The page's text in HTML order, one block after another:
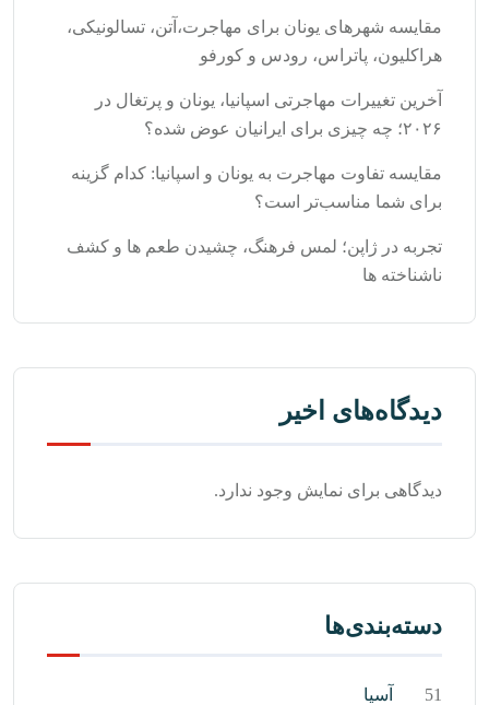
مقایسه شهرهای یونان برای مهاجرت،آتن، تسالونیکی،
هراکلیون، پاتراس، رودس و کورفو
آخرین تغییرات مهاجرتی اسپانیا، یونان و پرتغال در
۲۰۲۶؛ چه چیزی برای ایرانیان عوض شده؟
مقایسه تفاوت مهاجرت به یونان و اسپانیا: کدام گزینه
برای شما مناسب‌تر است؟
تجربه در ژاپن؛ لمس فرهنگ، چشیدن طعم‌ ها و کشف
ناشناخته‌ ها
دیدگاه‌های اخیر
دیدگاهی برای نمایش وجود ندارد.
دسته‌بندی‌ها
آسیا 51